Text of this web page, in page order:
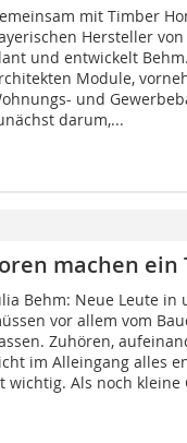
mit Timber
Hersteller
und entwickelt
Module,
und
darum,...
machen ein
Behm: Neue Leute in
vor allem vom
Zuhören,
im Alleingang alles
wichtig. Als noch kleine